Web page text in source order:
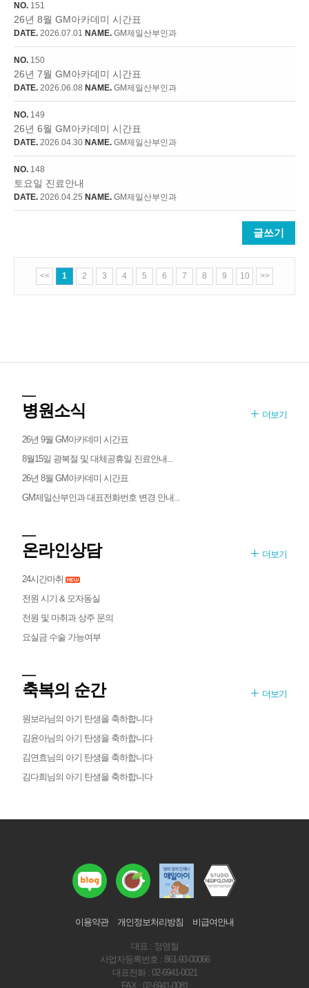
NO. 151
26년 8월 GM아카데미 시간표
DATE. 2026.07.01 NAME. GM제일산부인과
NO. 150
26년 7월 GM아카데미 시간표
DATE. 2026.06.08 NAME. GM제일산부인과
NO. 149
26년 6월 GM아카데미 시간표
DATE. 2026.04.30 NAME. GM제일산부인과
NO. 148
토요일 진료안내
DATE. 2026.04.25 NAME. GM제일산부인과
글쓰기
<< 1 2 3 4 5 6 7 8 9 10 >>
병원소식 더보기
26년 9월 GM아카데미 시간표
8월15일 광복절 및 대체공휴일 진료안내...
26년 8월 GM아카데미 시간표
GM제일산부인과 대표전화번호 변경 안내...
온라인상담 더보기
24시간마취
전원 시기 & 모자동실
전원 및 마취과 상주 문의
요실금 수술 가능여부
축복의 순간 더보기
원보라님의 아기 탄생을 축하합니다
김윤아님의 아기 탄생을 축하합니다
김연효님의 아기 탄생을 축하합니다
김다희님의 아기 탄생을 축하합니다
이용약관 개인정보처리방침 비급여안내
대표 : 정영철
사업자등록번호 : 861-93-00066
대표전화 : 02-6941-0021
FAX : 02-6941-0081